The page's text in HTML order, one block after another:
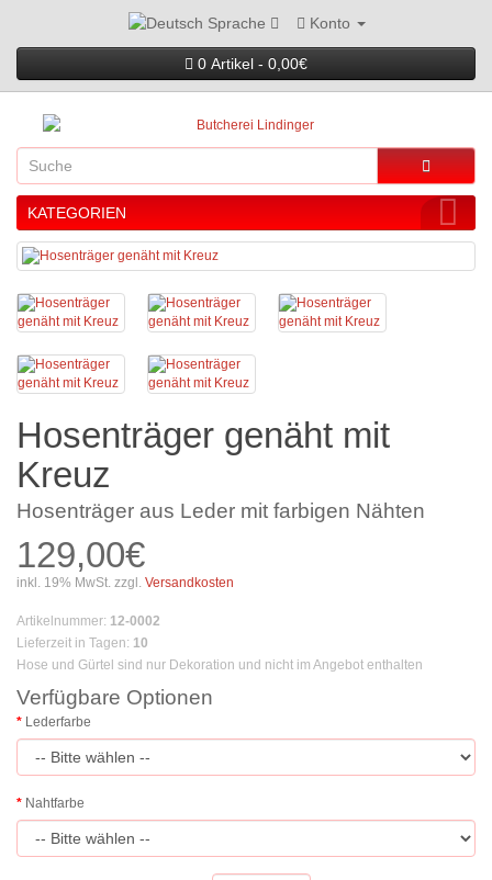
Sprache Konto
0 Artikel - 0,00€
KATEGORIEN
Hosenträger genäht mit
Kreuz
Hosenträger aus Leder mit farbigen Nähten
129,00€
inkl. 19% MwSt. zzgl. Versandkosten
Artikelnummer: 12-0002
Lieferzeit in Tagen: 10
Hose und Gürtel sind nur Dekoration und nicht im Angebot enthalten
Verfügbare Optionen
Lederfarbe
Nahtfarbe